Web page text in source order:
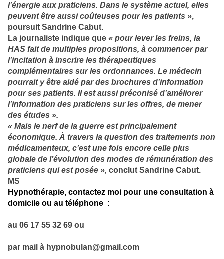
l’énergie aux praticiens. Dans le système actuel, elles
peuvent être aussi coûteuses pour les patients »,
poursuit Sandrine Cabut.
La journaliste indique que « pour lever les freins, la
HAS fait de multiples propositions, à commencer par
l’incitation à inscrire les thérapeutiques
complémentaires sur les ordonnances. Le médecin
pourrait y être aidé par des brochures d’information
pour ses patients. Il est aussi préconisé d’améliorer
l’information des praticiens sur les offres, de mener
des études ».
« Mais le nerf de la guerre est principalement
économique. À travers la question des traitements non
médicamenteux, c’est une fois encore celle plus
globale de l’évolution des modes de rémunération des
praticiens qui est posée », conclut Sandrine Cabut.
MS
Hypnothérapie, contactez moi pour une consultation à
domicile ou au téléphone :
au 06 17 55 32 69 ou
par mail à hypnobulan@gmail.com